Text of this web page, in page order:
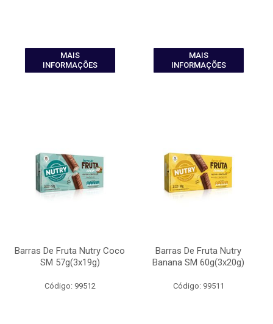
MAIS
INFORMAÇÕES
MAIS
INFORMAÇÕES
Barras De Fruta Nutry Coco
SM 57g(3x19g)
Código: 99512
Barras De Fruta Nutry
Banana SM 60g(3x20g)
Código: 99511